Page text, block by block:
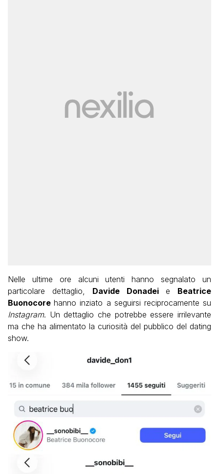
Nelle ultime ore alcuni utenti hanno segnalato un
particolare dettaglio, Davide Donadei e Beatrice
Buonocorehanno inziato a seguirsi reciprocamente su
Instagram. Un dettaglio che potrebbe essere irrilevante
ma che ha alimentato la curiosità del pubblico del dating
show.